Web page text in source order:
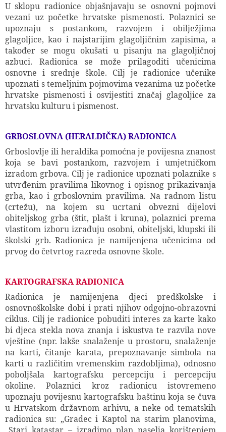
U sklopu radionice objašnjavaju se osnovni pojmovi
vezani uz početke hrvatske pismenosti. Polaznici se
upoznaju s postankom, razvojem i obilježjima
glagoljice, kao i najstarijim glagoljičnim zapisima, a
također se mogu okušati u pisanju na glagoljičnoj
azbuci. Radionica se može prilagoditi učenicima
osnovne i srednje škole. Cilj je radionice učenike
upoznati s temeljnim pojmovima vezanima uz početke
hrvatske pismenosti i osvijestiti značaj glagoljice za
hrvatsku kulturu i pismenost.
GRBOSLOVNA (HERALDIČKA) RADIONICA
Grboslovlje ili heraldika pomoćna je povijesna znanost
koja se bavi postankom, razvojem i umjetničkom
izradom grbova. Cilj je radionice upoznati polaznike s
utvrđenim pravilima likovnog i opisnog prikazivanja
grba, kao i grboslovnim pravilima. Na radnom listu
(crtežu), na kojem su ucrtani obvezni dijelovi
obiteljskog grba (štit, plašt i kruna), polaznici prema
vlastitom izboru izrađuju osobni, obiteljski, klupski ili
školski grb. Radionica je namijenjena učenicima od
prvog do četvrtog razreda osnovne škole.
KARTOGRAFSKA RADIONICA
Radionica je namijenjena djeci predškolske i
osnovnoškolske dobi i prati njihov odgojno-obrazovni
ciklus. Cilj je radionice pobuditi interes za karte kako
bi djeca stekla nova znanja i iskustva te razvila nove
vještine (npr. lakše snalaženje u prostoru, snalaženje
na karti, čitanje karata, prepoznavanje simbola na
karti u različitim vremenskim razdobljima), odnosno
poboljšala kartografsku percepciju i percepciju
okoline. Polaznici kroz radionicu istovremeno
upoznaju povijesnu kartografsku baštinu koja se čuva
u Hrvatskom državnom arhivu, a neke od tematskih
radionica su: „Gradec i Kaptol na starim planovima,